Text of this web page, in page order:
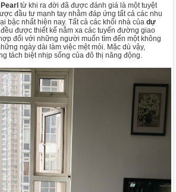
từ khi ra đời đã được đánh giá là một tuyệt
đầu tư mạnh tay nhằm đáp ứng tất cả các nhu
bậc nhất hiện nay. Tất cả các khối nhà của dự
đều được thiết kế nằm xa các tuyến đường giao
đối với những người muốn tìm đến một không
ngày dài làm việc mệt mỏi. Mặc dù vậy,
tách biệt nhịp sống của đô thị năng động.